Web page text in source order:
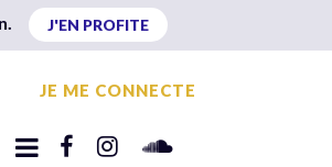
J'EN PROFITE
JE ME CONNECTE